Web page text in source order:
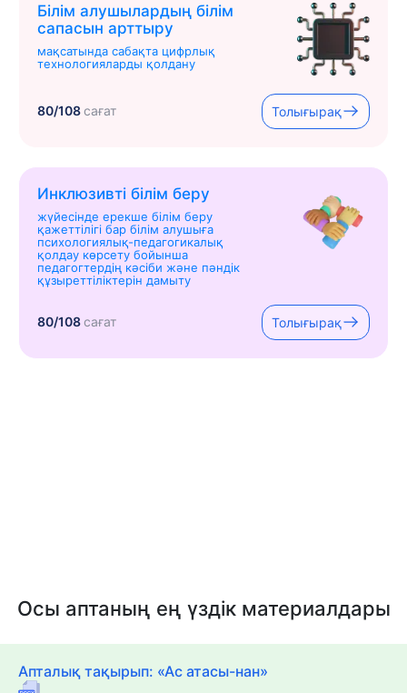
Білім алушылардың білім
сапасын арттыру
мақсатында сабақта цифрлық
технологияларды қолдану
80/108сағат Толығырақ
Инклюзивті білім беру
жүйесінде ерекше білім беру
қажеттілігі бар білім алушыға
психологиялық-педагогикалық
қолдау көрсету бойынша
педагогтердің кәсіби және пәндік
құзыреттіліктерін дамыту
80/108сағат Толығырақ
Осы аптаның ең үздік материалдары
Апталық тақырып: «Ас атасы-нан»